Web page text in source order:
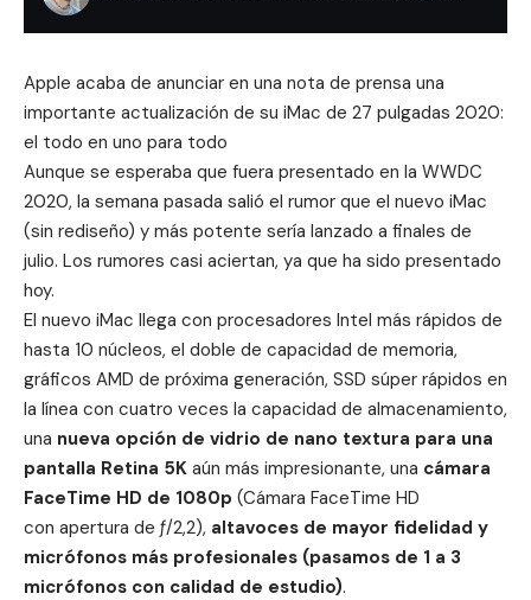
Apple acaba de anunciar en una nota de prensa una
importante actualización de su iMac de 27 pulgadas 2020:
el todo en uno para todo
Aunque se esperaba que fuera presentado en la WWDC
2020, la semana pasada salió el rumor que el nuevo iMac
(sin rediseño) y más potente sería lanzado a finales de
julio. Los rumores casi aciertan, ya que ha sido presentado
hoy.
El nuevo iMac llega con procesadores Intel más rápidos de
hasta 10 núcleos, el doble de capacidad de memoria,
gráficos AMD de próxima generación, SSD súper rápidos en
la línea con cuatro veces la capacidad de almacenamiento,
una nueva opción de vidrio de nano textura para una
pantalla Retina 5K aún más impresionante, una cámara
FaceTime HD de 1080p (Cámara FaceTime HD
con apertura de ƒ/2,2), altavoces de mayor fidelidad y
micrófonos más profesionales (pasamos de 1 a 3
micrófonos con calidad de estudio).